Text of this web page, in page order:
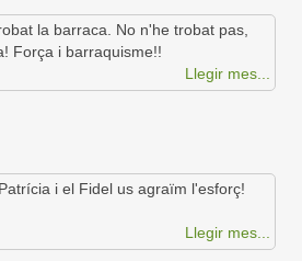
la barraca. No n'he trobat pas,
Força i barraquisme!!
Llegir mes...
i el Fidel us agraïm l'esforç!
Llegir mes...